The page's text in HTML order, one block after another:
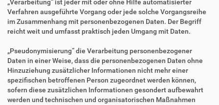
„Verarbeitung“ ist jeder mit oder ohne Hilfe automatisierter
Verfahren ausgeführte Vorgang oder jede solche Vorgangsreihe
im Zusammenhang mit personenbezogenen Daten. Der Begriff
reicht weit und umfasst praktisch jeden Umgang mit Daten.
„Pseudonymisierung“ die Verarbeitung personenbezogener
Daten in einer Weise, dass die personenbezogenen Daten ohne
Hinzuziehung zusätzlicher Informationen nicht mehr einer
spezifischen betroffenen Person zugeordnet werden können,
sofern diese zusätzlichen Informationen gesondert aufbewahrt
werden und technischen und organisatorischen Maßnahmen